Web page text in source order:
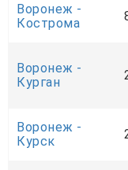
Воронеж -
Кострома
Воронеж -
Курган
Воронеж -
Курск